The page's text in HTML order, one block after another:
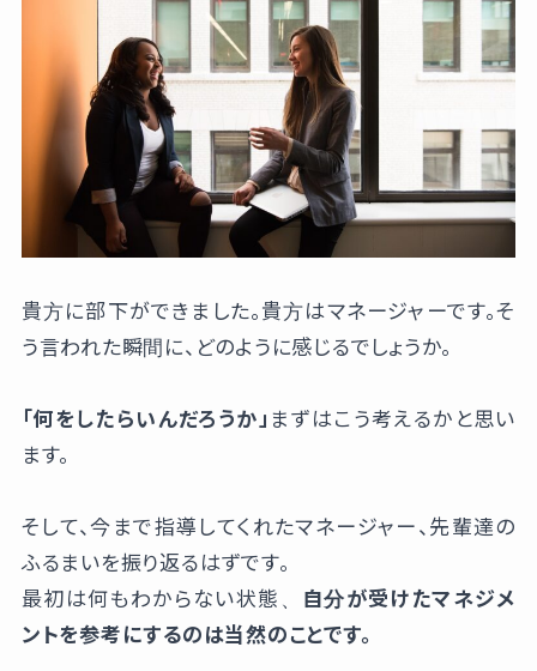
貴方に部下ができました。貴方はマネージャーです。そ
う言われた瞬間に、どのように感じるでしょうか。
「何をしたらいんだろうか」 まずはこう考えるかと思い
ます。
そして、今まで指導してくれたマネージャー、先輩達の
ふるまいを振り返るはずです。
最初は何もわからない状態、
自分が受けたマネジメ
ントを参考にするのは当然のことです。